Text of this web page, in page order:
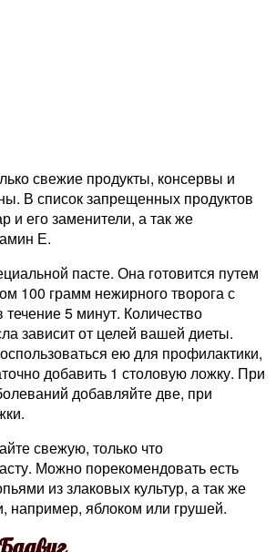
свежие продукты, консервы и
В список запрещенных продуктов
и его заменители, а так же
Е.
пасте. Она готовится путем
100 грамм нежирного творога с
5 минут. Количество
зависит от целей вашей диеты.
ею для профилактики,
добавить 1 столовую ложку. При
добавляйте две, при
свежую, только что
Можно порекомендовать есть
из злаковых культур, а так же
например, яблоком или грушей.